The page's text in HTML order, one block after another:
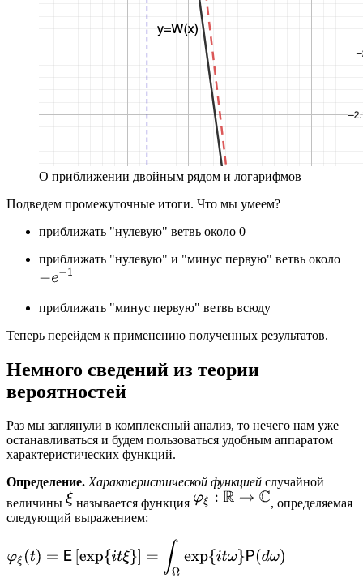
О приближении двойным рядом и логарифмов
Подведем промежуточные итоги. Что мы умеем?
приближать "нулевую" ветвь около 0
приближать "нулевую" и "минус первую" ветвь около
приближать "минус первую" ветвь всюду
Теперь перейдем к применению полученных результатов.
Немного сведений из теории
вероятностей
Раз мы заглянули в комплексный анализ, то нечего нам уже
останавливаться и будем пользоваться удобным аппаратом
характеристических функций.
Определение. Характеристической функцией случайной
величины
называется функция
, определяемая
следующий выражением: